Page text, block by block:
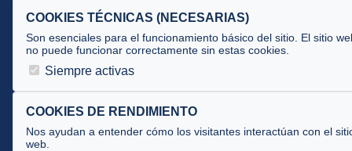
COOKIES TÉCNICAS (NECESARIAS)
Son esenciales para el funcionamiento básico del sitio. El sitio
no puede funcionar correctamente sin estas cookies.
Siempre activas
COOKIES DE RENDIMIENTO
Nos ayudan a entender cómo los visitantes interactúan con el
web.